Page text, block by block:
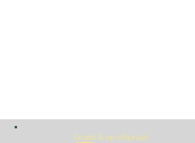
Gratis & op afspraak